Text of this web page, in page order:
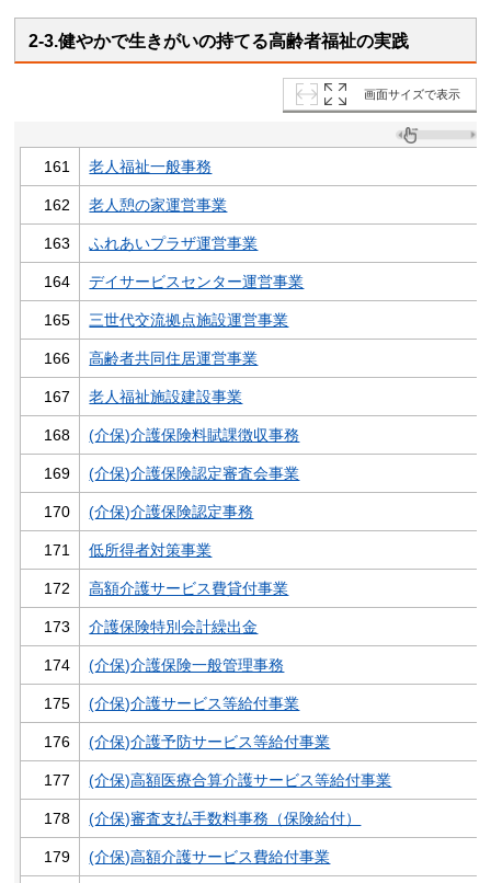
2-3.健やかで生きがいの持てる高齢者福祉の実践
画面サイズで表示
161 老人福祉一般事務
162 老人憩の家運営事業
163 ふれあいプラザ運営事業
164 デイサービスセンター運営事業
165 三世代交流拠点施設運営事業
166 高齢者共同住居運営事業
167 老人福祉施設建設事業
168 (介保)介護保険料賦課徴収事務
169 (介保)介護保険認定審査会事業
170 (介保)介護保険認定事務
171 低所得者対策事業
172 高額介護サービス費貸付事業
173 介護保険特別会計繰出金
174 (介保)介護保険一般管理事務
175 (介保)介護サービス等給付事業
176 (介保)介護予防サービス等給付事業
177 (介保)高額医療合算介護サービス等給付事業
178 (介保)審査支払手数料事務（保険給付）
179 (介保)高額介護サービス費給付事業